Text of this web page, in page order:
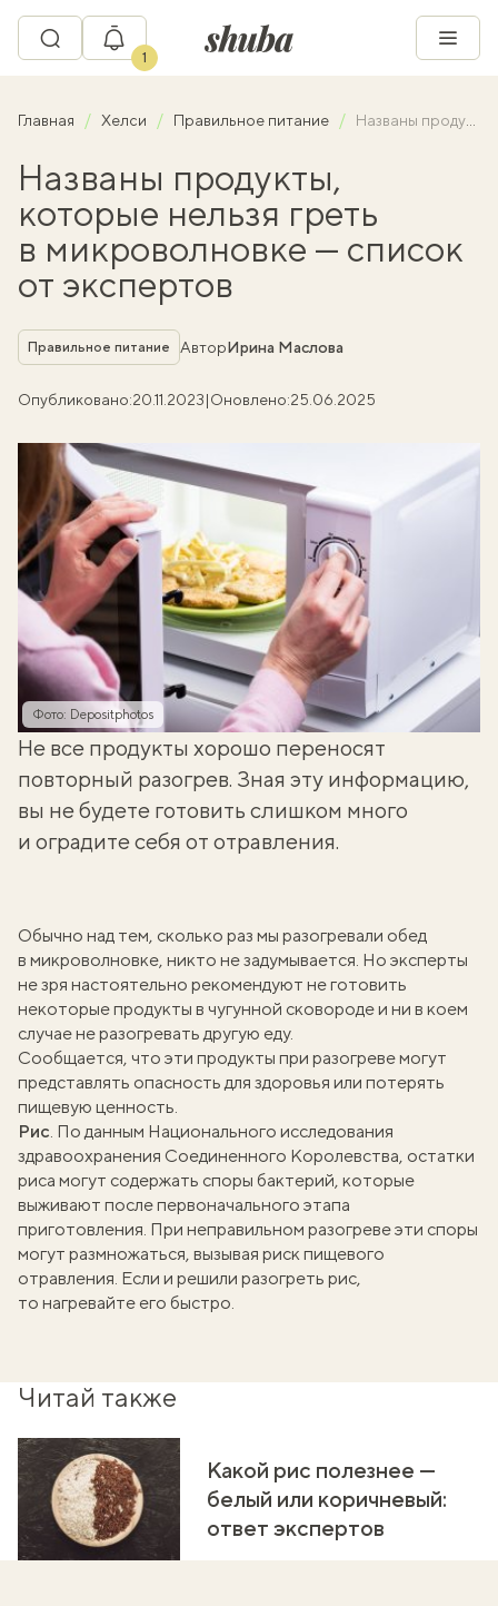
1
Главная Хелси Правильное питание Названы продукты, которые нельзя греть в микроволновке — список от экспертов
Названы продукты,
которые нельзя греть
в микроволновке — список
от экспертов
Рубрика
Правильное питание АвторИрина Маслова
Опубликовано:20.11.2023|Оновлено:25.06.2025
Фото: Depositphotos
Не все продукты хорошо переносят
повторный разогрев. Зная эту информацию,
вы не будете готовить слишком много
и оградите себя от отравления.
Обычно над тем, сколько раз мы разогревали обед
в микроволновке, никто не задумывается. Но эксперты
не зря настоятельно рекомендуют не готовить
некоторыепродукты в чугунной сковородеи ни в коем
случае не разогревать другую еду.
Сообщается, что эти продукты при разогреве могут
представлять опасность для здоровья или потерять
пищевую ценность.
Рис. По данным Национального исследования
здравоохранения Соединенного Королевства, остатки
риса могут содержать споры бактерий, которые
выживают после первоначального этапа
приготовления. При неправильном разогреве эти споры
могут размножаться, вызывая риск пищевого
отравления. Если и решили разогреть рис,
то нагревайте его быстро.
Читай также
Какой рис полезнее —
белый или коричневый:
ответ экспертов